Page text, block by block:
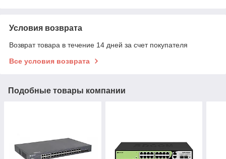
Условия возврата
Возврат товара в течение 14 дней за счет покупателя
Все условия возврата
Подобные товары компании